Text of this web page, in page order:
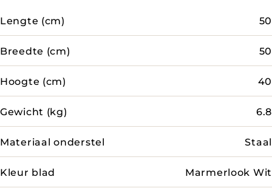
Lengte (cm) 50
Breedte (cm) 50
Hoogte (cm) 40
Gewicht (kg) 6.8
Materiaal onderstel Staal
Kleur blad Marmerlook Wit